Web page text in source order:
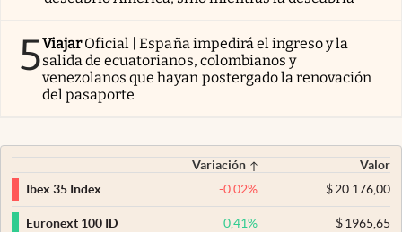
5Viajar Oficial | España impedirá el ingreso y la
salida de ecuatorianos, colombianos y
venezolanos que hayan postergado la renovación
del pasaporte
Variación
Valor
Ibex 35 Index
-0,02% $20.176,00
Euronext 100 ID 0,41% $1965,65